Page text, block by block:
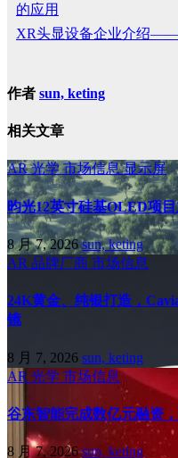
的应用
XR头显设备企业介绍——
作者 sun, keting
相关文章
AR光学市场信息显示屏
昀光12英寸硅基OLED项
8 月 7, 2026sun, keting
AR 品牌厂商 市场信息
24K黄金、纯银打造，
镜
8 月 7, 2026 sun, keting
AR 光学 市场信息
谷东智能完成数亿元融资
8 月 7, 2026sun, keting